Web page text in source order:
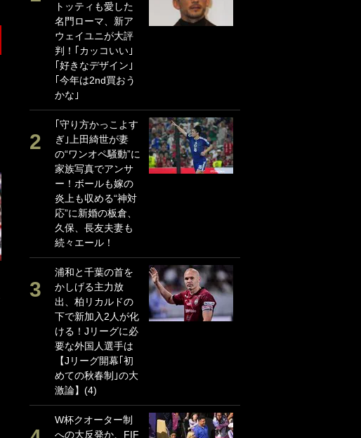
トッティも愛した
名門ローマ、新ア
ウェイユニが大評
判！｢カッコいい｣
｢好きなデザイン｣
｢今年は2nd買おう
かな｣
｢守り方かっこよす
ぎ｣上田綺世が妻
の“ワンオペ騒動”に
家族写真でアンサ
ー！ボールも嫁の
炎上も収める“神対
応”に新婚の板倉、
久保、長友夫妻も
続々エール！
浦和と千葉の首を
かしげる主力放
出、柏リカルドの
下で新加入2人が化
ける！Jリーグに必
要な外国人選手は
【Jリーグ開幕｢初
めての秋春制｣の大
激論】(4)
W杯クオーター制
への大反発か、FIF